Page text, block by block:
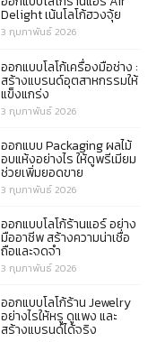
Delight เน้นโลโก้ฮวงจุ้ย
3 กุมภาพันธ์ 2026
ออกแบบโลโก้เครื่องมือช่าง :
สร้างแบรนด์อุตสาหกรรมให้
แข็งแกร่ง
3 กุมภาพันธ์ 2026
ออกแบบ Packaging ผลไม้
อบแห้งอย่างไร ให้ดูพรีเมียม
ช่วยเพิ่มยอดขาย
3 กุมภาพันธ์ 2026
ออกแบบโลโก้ร้านแอร์ อย่าง
มืออาชีพ สร้างความน่าเชื่อ
ถือและจดจำ
3 กุมภาพันธ์ 2026
ออกแบบโลโก้ร้าน Jewelry
อย่างไรให้หรู ดูแพง และ
สร้างแบรนด์ได้จริง